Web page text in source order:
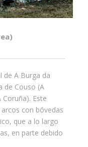
de A Burga da
de Couso (A
Este
con bóvedas
que a lo largo
en parte debido